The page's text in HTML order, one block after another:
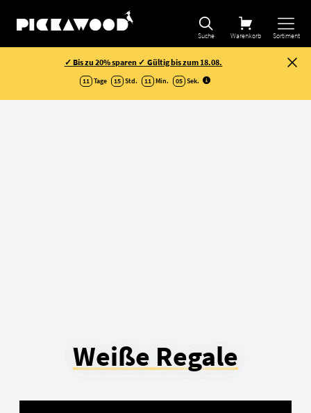
Suche Warenkorb Sortiment
✓ Bis zu 20% sparen ✓ Gültig bis zum 18.08.
11 Tage 15 Std. 11 Min. 05 Sek.
Weiße Regale